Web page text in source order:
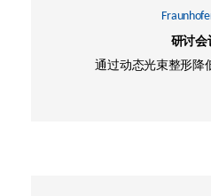
研讨会
通过动态光束整形降